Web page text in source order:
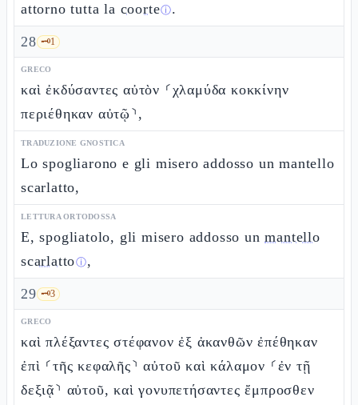
attorno tutta la coorteⓘ.
28 🗝️1
GRECO
καὶ ἐκδύσαντες αὐτὸν ⸂χλαμύδα κοκκίνην
περιέθηκαν αὐτῷ⸃,
TRADUZIONE GNOSTICA
Lo spogliarono e gli misero addosso un mantello
scarlatto,
LETTURA ORTODOSSA
E, spogliatolo, gli misero addosso unmantello
scarlattoⓘ,
29 🗝️3
GRECO
καὶ πλέξαντες στέφανον ἐξ ἀκανθῶν ἐπέθηκαν
ἐπὶ ⸂τῆς κεφαλῆς⸃ αὐτοῦ καὶ κάλαμον ⸂ἐν τῇ
δεξιᾷ⸃ αὐτοῦ, καὶ γονυπετήσαντες ἔμπροσθεν